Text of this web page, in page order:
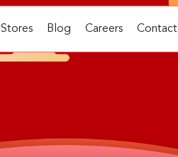
Stores Blog Careers Contact